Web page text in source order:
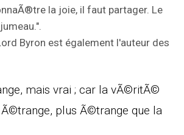
la joie, il faut partager. Le
Byron est également l'auteur des
mais vrai ; car la vÃ©ritÃ©
plus Ã©trange que la